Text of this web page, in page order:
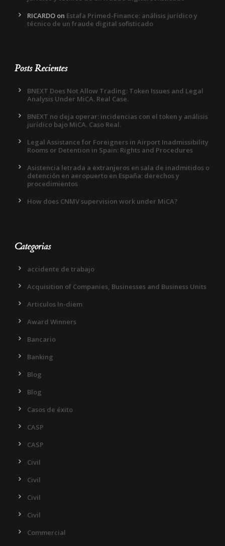
RICARDO on Estafa Primed-Finance: análisis jurídico y
técnico de un fraude digital sofisticado
Posts Recientes
BNEXT Does Not Allow Trading: Token Issues and Legal
Analysis Under MiCA. Real Case.
BNEXT no deja operar: incidencias con el token y análisis
jurídico bajo MiCA. Caso Real.
Legal Assistance for Foreigners in Airport Inadmissibility
Rooms or Detention in Spain: Rights and Procedures
Asistencia letrada a extranjeros en sala de inadmitidos o
detención en aeropuerto en España: derechos y
procedimientos
How does CNMV supervision work under MiCA?
Categorias
accidente de trabajo
Acquisition of Companies, Businesses and Business Units
Articulos In-diem
Award Winners
Bancario
Banking
Blog
Blog
Casos de éxito
CASP
CASP
Civil
Civil
Civil
Civil
Commercial